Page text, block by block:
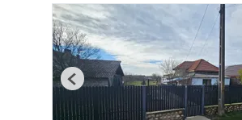
Previous